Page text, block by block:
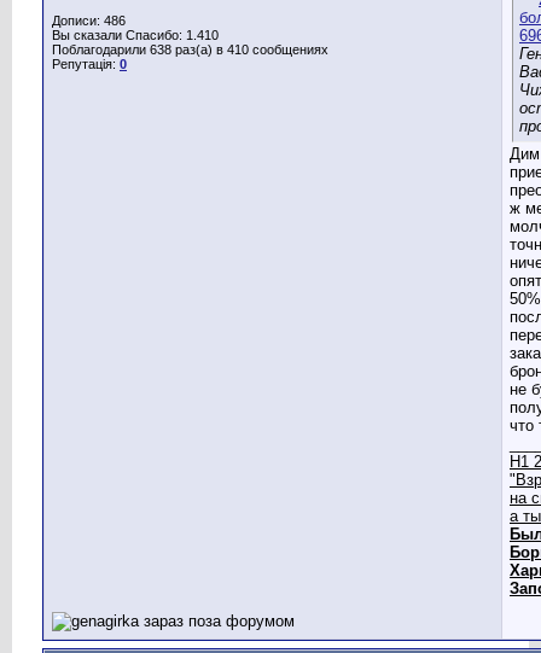
Дописи: 486
Вы сказали Спасибо: 1.410
Поблагодарили 638 раз(а) в 410 сообщениях
Репутація: 0
ж
не
что
Н1
на
а